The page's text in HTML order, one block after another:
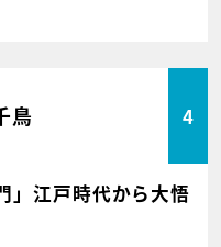
鳥 4
」江戸時代から大悟